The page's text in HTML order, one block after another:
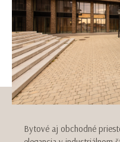
Bytové aj obchodné